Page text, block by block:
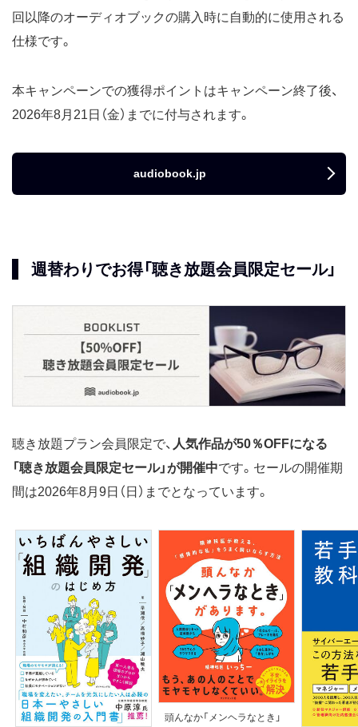
回以降のオーディオブックの購入時に自動的に使用される
仕様です。
本キャンペーンでの獲得ポイントはキャンペーン終了後、
2026年8月21日（金）までに付与されます。
audiobook.jp
週替わりでお得「聴き放題会員限定セール」
聴き放題プラン会員限定で、 人気作品が50％OFFになる
「聴き放題会員限定セール」が開催中です。セールの開催期
間は2026年8月9日（日）までとなっています。
頭んなか「メンヘラなとき」